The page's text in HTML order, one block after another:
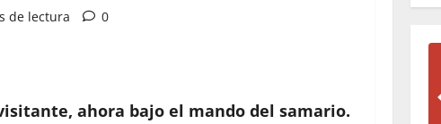
de lectura 0
ahora bajo el mando del samario.